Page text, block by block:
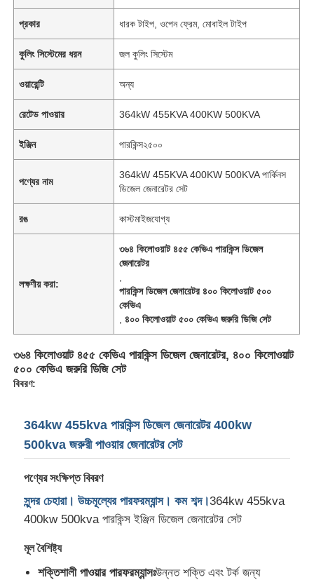
প্রকার ধারক টাইপ, ওপেন ফ্রেম, মোবাইল টাইপ
কুলিং সিস্টেমের ধরন জল কুলিং সিস্টেম
ওয়ারেন্টি অন্য
রেটেড পাওয়ার 364kW 455KVA 400KW 500KVA
ইঞ্জিন পারকিন্স২৫০০
পণ্যের নাম
364kW 455KVA 400KW 500KVA পার্কিনস
ডিজেল জেনারেটর সেট
রঙ কাস্টমাইজযোগ্য
লক্ষণীয় করা:
৩৬৪ কিলোওয়াট ৪৫৫ কেভিএ পারকিন্স ডিজেল
জেনারেটর
পারকিন্স ডিজেল জেনারেটর ৪০০ কিলোওয়াট ৫০০
কেভিএ
,৪০০ কিলোওয়াট ৫০০ কেভিএ জরুরি ডিজি সেট
৩৬৪ কিলোওয়াট ৪৫৫ কেভিএ পারকিন্স ডিজেল জেনারেটর, ৪০০ কিলোওয়াট
৫০০ কেভিএ জরুরি ডিজি সেট
বিবরণ:
364kw 455kva পারকিন্স ডিজেল জেনারেটর 400kw
500kva জরুরী পাওয়ার জেনারেটর সেট
পণ্যের সংক্ষিপ্ত বিবরণ
সুন্দর চেহারা। উচ্চমূল্যের পারফরম্যান্স। কম শব্দ।364kw 455kva
400kw 500kva পারকিন্স ইঞ্জিন ডিজেল জেনারেটর সেট
মূল বৈশিষ্ট্য
শক্তিশালী পাওয়ার পারফরম্যান্সঃউন্নত শক্তি এবং টর্ক জন্য